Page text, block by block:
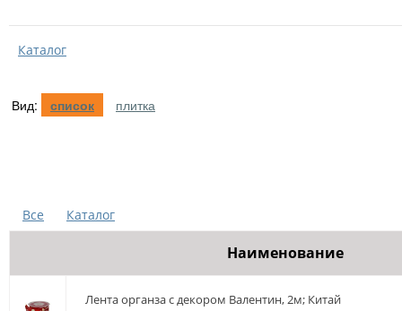
Каталог
Вид: список плитка
Все Каталог
Наименование
Лента органза с декором Валентин, 2м; Китай